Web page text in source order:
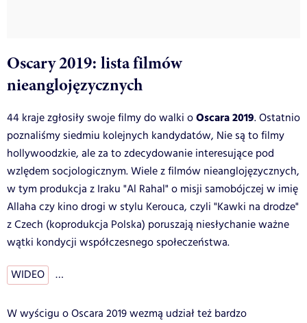
Oscary 2019: lista filmów
nieanglojęzycznych
44 kraje zgłosiły swoje filmy do walki oOscara 2019. Ostatnio
poznaliśmy siedmiu kolejnych kandydatów, Nie są to filmy
hollywoodzkie, ale za to zdecydowanie interesujące pod
wzlędem socjologicznym. Wiele z filmów nieanglojęzycznych,
w tym produkcja z Iraku "Al Rahal" o misji samobójczej w imię
Allaha czy kino drogi w stylu Kerouca, czyli "Kawki na drodze"
z Czech (koprodukcja Polska) poruszają niesłychanie ważne
wątki kondycji współczesnego społeczeństwa.
WIDEO …
W wyścigu o Oscara 2019 wezmą udział też bardzo